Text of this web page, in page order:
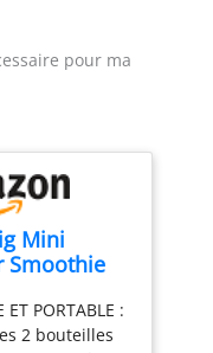
pour ma
Mini
Smoothie
4
sans
ET PORTABLE :
2 bouteilles